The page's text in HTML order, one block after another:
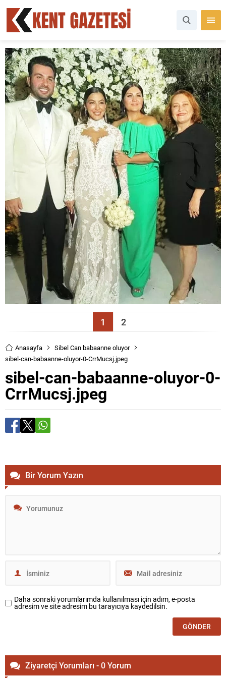
1 2
Anasayfa
Sibel Can babaanne oluyor
sibel-can-babaanne-oluyor-0-CrrMucsj.jpeg
sibel-can-babaanne-oluyor-0-
CrrMucsj.jpeg
Bir Yorum Yazın
Daha sonraki yorumlarımda kullanılması için adım, e-posta
adresim ve site adresim bu tarayıcıya kaydedilsin.
Ziyaretçi Yorumları - 0 Yorum